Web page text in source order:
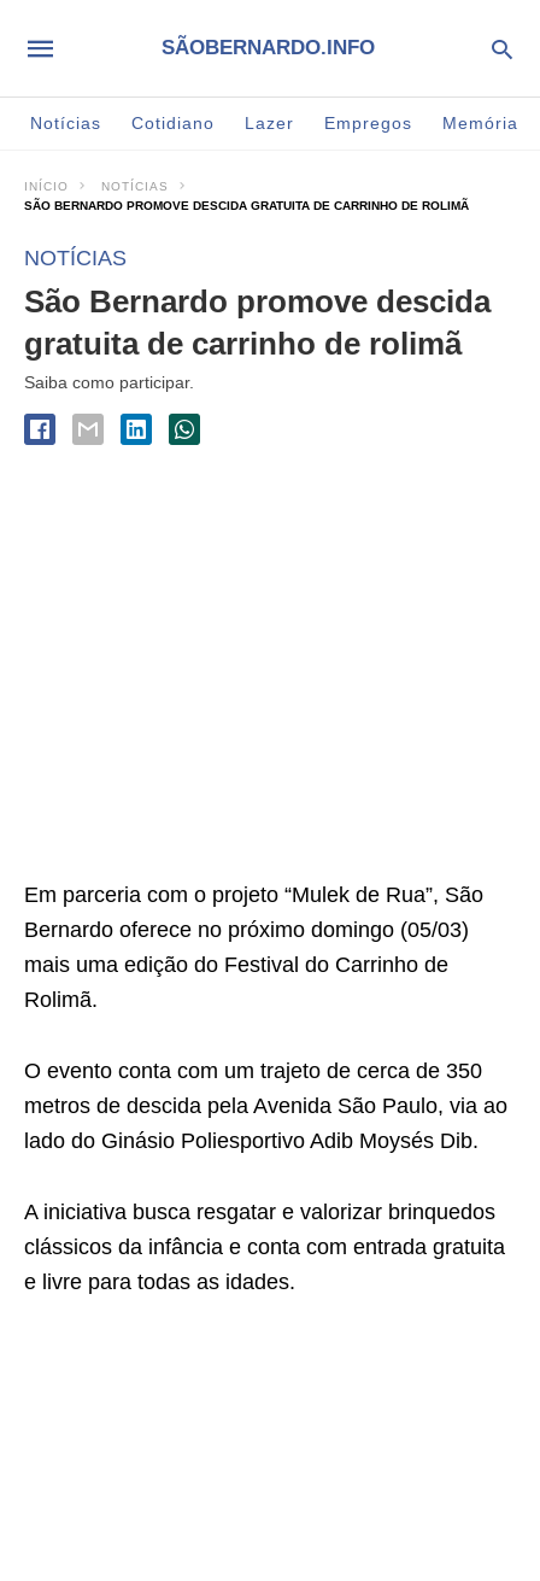
SÃOBERNARDO.INFO
Notícias Cotidiano Lazer Empregos Memória
INÍCIO
NOTÍCIAS
SÃO BERNARDO PROMOVE DESCIDA GRATUITA DE CARRINHO DE ROLIMÃ
NOTÍCIAS
São Bernardo promove descida
gratuita de carrinho de rolimã
Saiba como participar.
Em parceria com o projeto “Mulek de Rua”, São
Bernardo oferece no próximo domingo (05/03)
mais uma edição do Festival do Carrinho de
Rolimã.
O evento conta com um trajeto de cerca de 350
metros de descida pela Avenida São Paulo, via ao
lado do Ginásio Poliesportivo Adib Moysés Dib.
A iniciativa busca resgatar e valorizar brinquedos
clássicos da infância e conta com entrada gratuita
e livre para todas as idades.